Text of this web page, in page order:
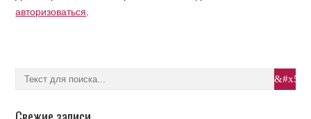
авторизоваться